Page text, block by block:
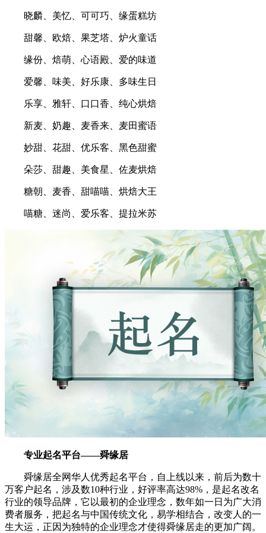
晓麟、美忆、可可巧、缘蛋糕坊
甜馨、欧焙、果芝塔、炉火童话
缘份、焙萌、心语殿、爱的味道
爱馨、味美、好乐康、多味生日
乐享、雅轩、口口香、纯心烘焙
新麦、奶趣、麦香来、麦田蜜语
妙甜、花甜、优乐客、黑色甜蜜
朵莎、甜趣、美食星、佐麦烘焙
糖朝、麦香、甜喵喵、烘焙大王
喵糖、迷尚、爱乐客、提拉米苏
专业起名平台——舜缘居
舜缘居全网华人优秀起名平台，自上线以来，前后为数十
万客户起名，涉及数10种行业，好评率高达98%，是起名改名
行业的领导品牌，它以最初的企业理念，数年如一日为广大消
费者服务，把起名与中国传统文化，易学相结合，改变人的一
生大运，正因为独特的企业理念才使得舜缘居走的更加广阔。